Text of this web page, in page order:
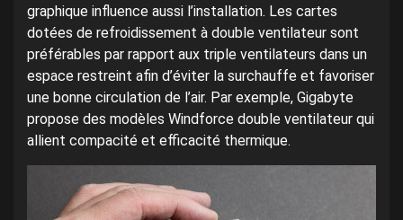
graphique influence aussi l’installation. Les cartes
dotées de refroidissement à double ventilateur sont
préférables par rapport aux triple ventilateurs dans un
espace restreint afin d’éviter la surchauffe et favoriser
une bonne circulation de l’air. Par exemple, Gigabyte
propose des modèles Windforce double ventilateur qui
allient compacité et efficacité thermique.